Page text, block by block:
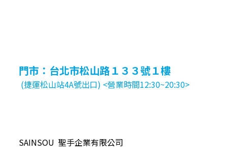
門市：台北市松山路１３３號１樓
(捷運松山站4A號出口) <營業時間12:30~20:30>
SAINSOU 聖手企業有限公司